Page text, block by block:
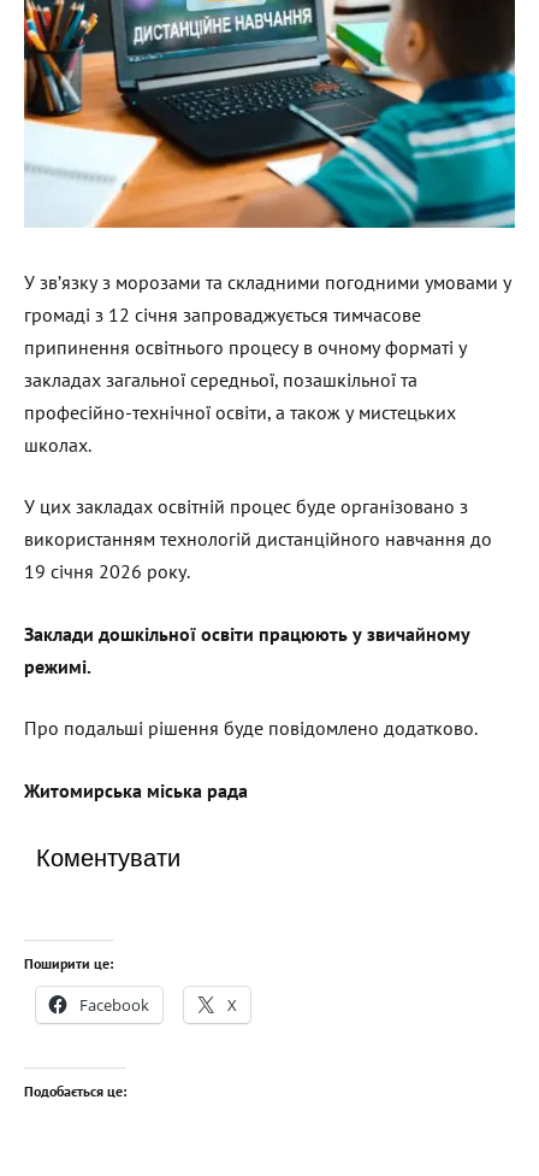
У зв’язку з морозами та складними погодними умовами у
громаді з 12 січня запроваджується тимчасове
припинення освітнього процесу в очному форматі у
закладах загальної середньої, позашкільної та
професійно-технічної освіти, а також у мистецьких
школах.
У цих закладах освітній процес буде організовано з
використанням технологій дистанційного навчання до
19 січня 2026 року.
Заклади дошкільної освіти працюють у звичайному
режимі.
Про подальші рішення буде повідомлено додатково.
Житомирська міська рада
Коментувати
Поширити це:
Facebook X
Подобається це: